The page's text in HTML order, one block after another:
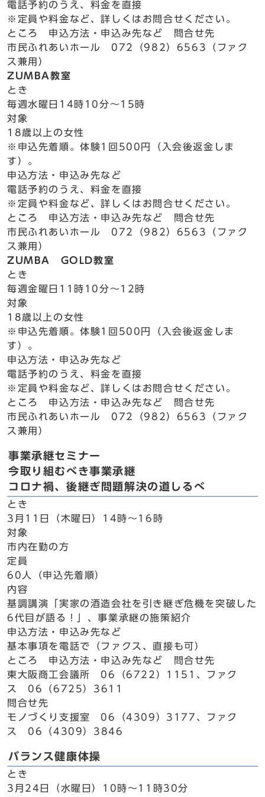
電話予約のうえ、料金を直接
※定員や料金など、詳しくはお問合せください。
ところ 申込方法・申込み先など 問合せ先
市民ふれあいホール 072（982）6563（ファク
ス兼用）
ZUMBA教室
とき
毎週水曜日14時10分～15時
対象
18歳以上の女性
※申込先着順。体験1回500円（入会後返金しま
す）。
申込方法・申込み先など
電話予約のうえ、料金を直接
※定員や料金など、詳しくはお問合せください。
ところ 申込方法・申込み先など 問合せ先
市民ふれあいホール 072（982）6563（ファク
ス兼用）
ZUMBA GOLD教室
とき
毎週金曜日11時10分～12時
対象
18歳以上の女性
※申込先着順。体験1回500円（入会後返金しま
す）。
申込方法・申込み先など
電話予約のうえ、料金を直接
※定員や料金など、詳しくはお問合せください。
ところ 申込方法・申込み先など 問合せ先
市民ふれあいホール 072（982）6563（ファク
ス兼用）
事業承継セミナー
今取り組むべき事業承継
コロナ禍、後継ぎ問題解決の道しるべ
とき
3月11日（木曜日）14時～16時
対象
市内在勤の方
定員
60人（申込先着順）
内容
基調講演「実家の酒造会社を引き継ぎ危機を突破した
6代目が語る！」、事業承継の施策紹介
申込方法・申込み先など
基本事項を電話で（ファクス、直接も可）
ところ 申込方法・申込み先など 問合せ先
東大阪商工会議所 06（6722）1151、ファク
ス 06（6725）3611
問合せ先
モノづくり支援室 06（4309）3177、ファク
ス 06（4309）3846
バランス健康体操
とき
3月24日（水曜日）10時～11時30分